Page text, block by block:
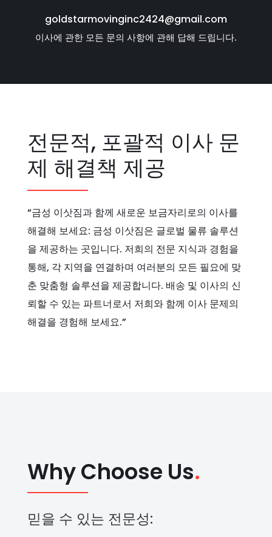
goldstarmovinginc2424@gmail.com
이사에 관한 모든 문의 사항에 관해 답해 드립니다.
전문적, 포괄적 이사 문
제 해결책 제공
“금성 이삿짐과 함께 새로운 보금자리로의 이사를
해결해 보세요: 금성 이삿짐은 글로벌 물류 솔루션
을 제공하는 곳입니다. 저희의 전문 지식과 경험을
통해, 각 지역을 연결하며 여러분의 모든 필요에 맞
춘 맞춤형 솔루션을 제공합니다. 배송 및 이사의 신
뢰할 수 있는 파트너로서 저희와 함께 이사 문제의
해결을 경험해 보세요.”
Why Choose Us.
믿을 수 있는 전문성: